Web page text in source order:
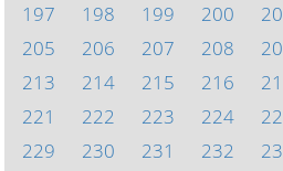
197
198 199 200
205
206 207 208
213
214 215 216
221
222 223 224
229
230 231 232